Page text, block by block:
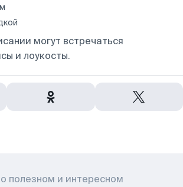
могут встречаться
и лоукосты.
полезном и интересном